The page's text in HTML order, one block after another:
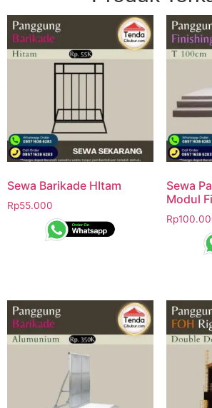
Sewa Barikade HItam
Rp55.000
Sewa
Modul
Rp